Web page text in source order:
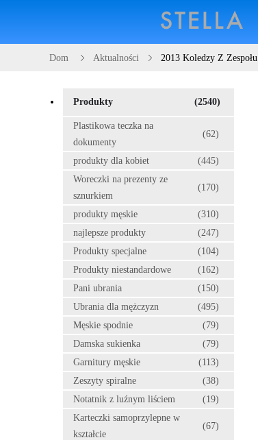
Dom Aktualności 2013 Koledzy Z Zespołu
Produkty (2540)
Plastikowa teczka na
dokumenty
(62)
produkty dla kobiet
(445)
Woreczki na prezenty ze
sznurkiem
(170)
produkty męskie
(310)
najlepsze produkty
(247)
Produkty specjalne
(104)
Produkty niestandardowe
(162)
Pani ubrania
(150)
Ubrania dla mężczyzn
(495)
Męskie spodnie
(79)
Damska sukienka
(79)
Garnitury męskie
(113)
Zeszyty spiralne
(38)
Notatnik z luźnym liściem
(19)
Karteczki samoprzylepne w
kształcie
(67)